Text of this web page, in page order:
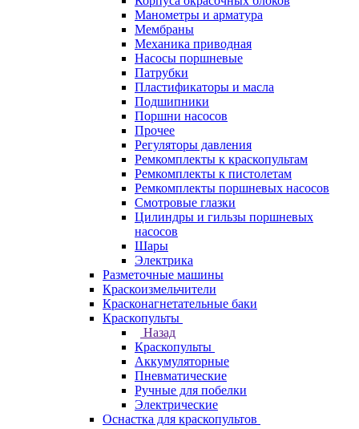
Манометры и арматура
Мембраны
Механика приводная
Насосы поршневые
Патрубки
Пластификаторы и масла
Подшипники
Поршни насосов
Прочее
Регуляторы давления
Ремкомплекты к краскопультам
Ремкомплекты к пистолетам
Ремкомплекты поршневых насосов
Смотровые глазки
Цилиндры и гильзы поршневых
насосов
Шары
Электрика
Разметочные машины
Краскоизмельчители
Красконагнетательные баки
Краскопульты
Назад
Краскопульты
Аккумуляторные
Пневматические
Ручные для побелки
Электрические
Оснастка для краскопультов